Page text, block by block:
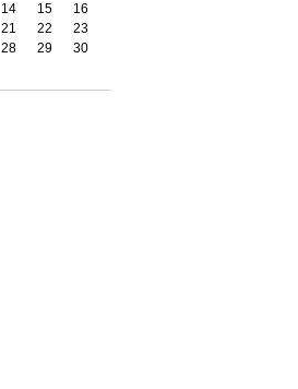
14 15
16
21 22
23
28 29
30